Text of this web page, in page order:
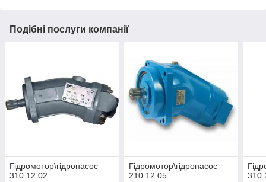
Подібні послуги компанії
Гідромотор\гідронасос
310.12.02
Гідромотор\гідронасос
210.12.05.